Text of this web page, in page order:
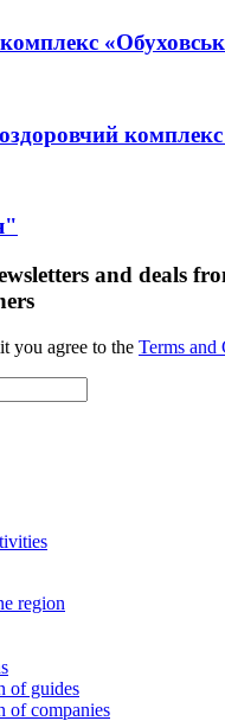
and deals
you agree to the Terms and
region
of guides
of companies